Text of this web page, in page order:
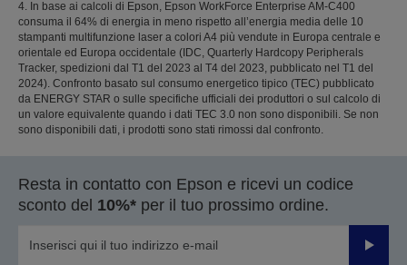
4. In base ai calcoli di Epson, Epson WorkForce Enterprise AM-C400
consuma il 64% di energia in meno rispetto all’energia media delle 10
stampanti multifunzione laser a colori A4 più vendute in Europa centrale e
orientale ed Europa occidentale (IDC, Quarterly Hardcopy Peripherals
Tracker, spedizioni dal T1 del 2023 al T4 del 2023, pubblicato nel T1 del
2024). Confronto basato sul consumo energetico tipico (TEC) pubblicato
da ENERGY STAR o sulle specifiche ufficiali dei produttori o sul calcolo di
un valore equivalente quando i dati TEC 3.0 non sono disponibili. Se non
sono disponibili dati, i prodotti sono stati rimossi dal confronto.
Resta in contatto con Epson e ricevi un codice
sconto del 10%* per il tuo prossimo ordine.
Invia